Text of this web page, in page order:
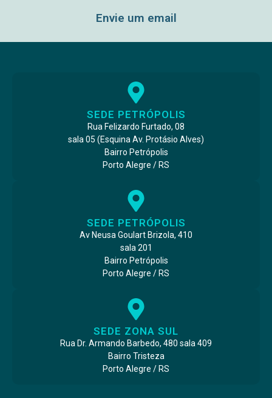
Envie um email
SEDE PETRÓPOLIS
Rua Felizardo Furtado, 08
sala 05 (Esquina Av. Protásio Alves)
Bairro Petrópolis
Porto Alegre / RS
SEDE PETRÓPOLIS
Av Neusa Goulart Brizola, 410
sala 201
Bairro Petrópolis
Porto Alegre / RS
SEDE ZONA SUL
Rua Dr. Armando Barbedo, 480 sala 409
Bairro Tristeza
Porto Alegre / RS